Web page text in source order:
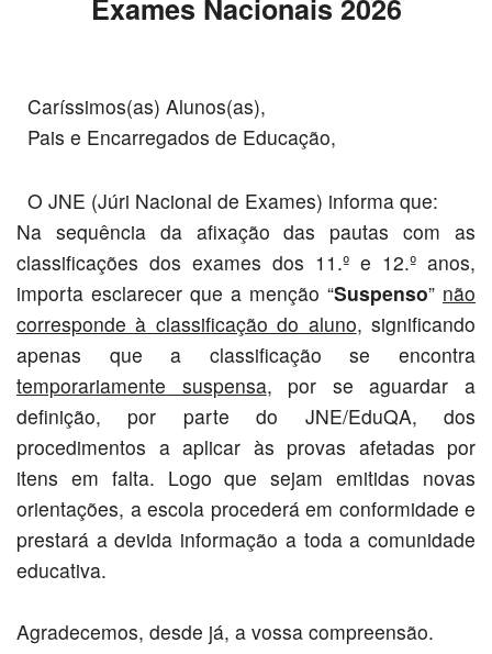
Exames Nacionais 2026
Caríssimos(as) Alunos(as),
Pais e Encarregados de Educação,
O JNE (Júri Nacional de Exames) informa que:
Na sequência da afixação das pautas com as
classificações dos exames dos 11.º e 12.º anos,
importa esclarecer que a menção “Suspenso” não
corresponde à classificação do aluno, significando
apenas que a classificação se encontra
temporariamente suspensa, por se aguardar a
definição, por parte do JNE/EduQA, dos
procedimentos a aplicar às provas afetadas por
itens em falta. Logo que sejam emitidas novas
orientações, a escola procederá em conformidade e
prestará a devida informação a toda a comunidade
educativa.
Agradecemos, desde já, a vossa compreensão.